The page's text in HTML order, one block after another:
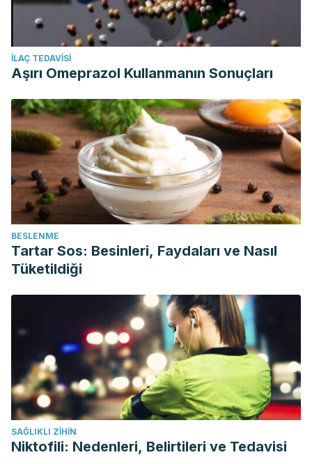
İLAÇ TEDAVISI
Aşırı Omeprazol Kullanmanın Sonuçları
BESLENME
Tartar Sos: Besinleri, Faydaları ve Nasıl
Tüketildiği
SAĞLIKLI ZIHIN
Niktofili: Nedenleri, Belirtileri ve Tedavisi